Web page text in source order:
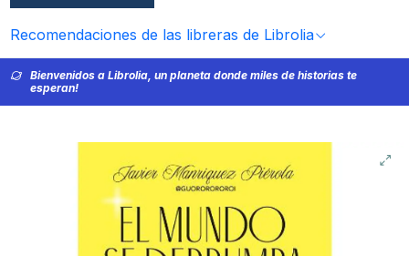
Recomendaciones de las libreras de Librolia
Bienvenidos a Librolia, un planeta donde miles de historias te
esperan!